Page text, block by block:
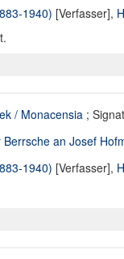
1940) [Verfasser],
/ Monacensia ;
an Josef
1940) [Verfasser],